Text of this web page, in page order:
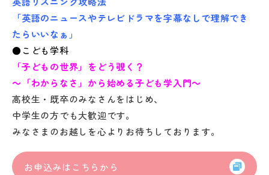
「英語のニュースやテレビドラマを字幕なしで理解でき
たらいいなぁ」
●こども学科
「子どもの世界」をどう覗く？
～「わからなさ」から始める子ども学入門～
高校生・既卒のみなさんをはじめ、
中学生の方でも大歓迎です。
みなさまのお越しを心よりお待ちしております。
お申込みはこちらから